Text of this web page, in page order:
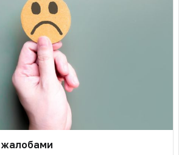
жалобами